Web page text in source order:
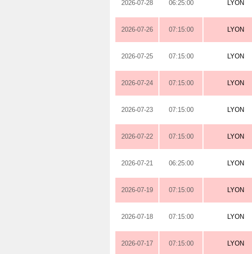
2026-07-28 06:25:00 LYON
2026-07-26 07:15:00 LYON
2026-07-25 07:15:00 LYON
2026-07-24 07:15:00 LYON
2026-07-23 07:15:00 LYON
2026-07-22 07:15:00 LYON
2026-07-21 06:25:00 LYON
2026-07-19 07:15:00 LYON
2026-07-18 07:15:00 LYON
2026-07-17 07:15:00 LYON